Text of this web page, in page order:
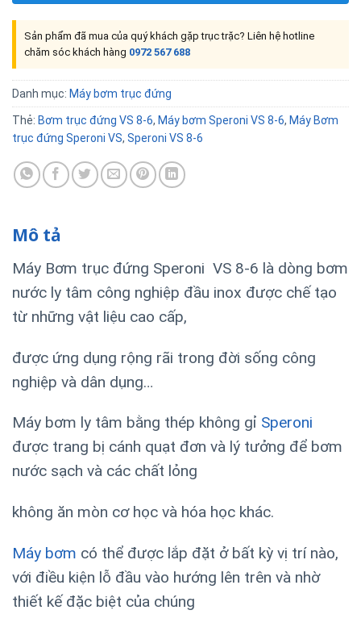
Sản phẩm đã mua của quý khách gặp trục trặc? Liên hệ hotline
chăm sóc khách hàng 0972 567 688
Danh mục: Máy bơm trục đứng
Thẻ: Bơm trục đứng VS 8-6, Máy bơm Speroni VS 8-6, Máy Bơm
trục đứng Speroni VS, Speroni VS 8-6
Mô tả
Máy Bơm trục đứng Speroni VS 8-6 là dòng bơm
nước ly tâm công nghiệp đầu inox được chế tạo
từ những vật liệu cao cấp,
được ứng dụng rộng rãi trong đời sống công
nghiệp và dân dụng…
Máy bơm ly tâm bằng thép không gỉ Speroni
được trang bị cánh quạt đơn và lý tưởng để bơm
nước sạch và các chất lỏng
không ăn mòn cơ học và hóa học khác.
Máy bơm có thể được lắp đặt ở bất kỳ vị trí nào,
với điều kiện lỗ đầu vào hướng lên trên và nhờ
thiết kế đặc biệt của chúng